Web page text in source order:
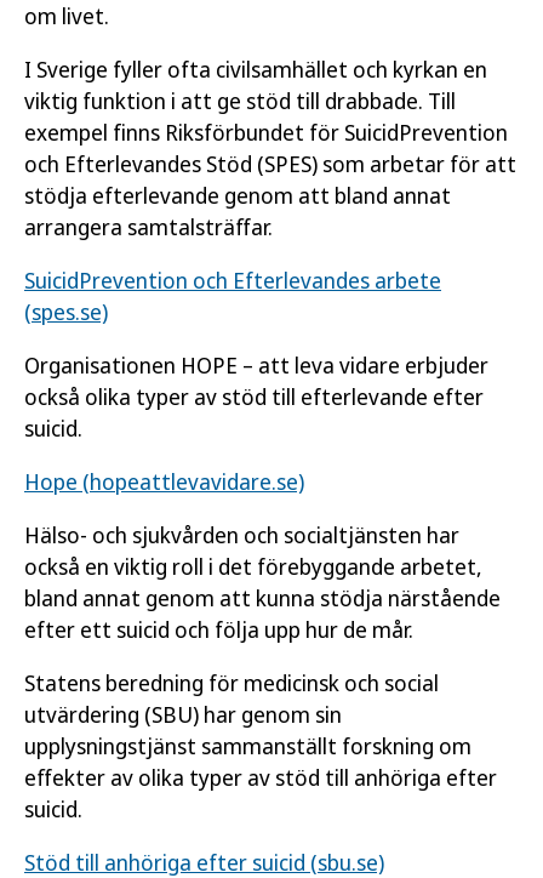
om livet.
I Sverige fyller ofta civilsamhället och kyrkan en
viktig funktion i att ge stöd till drabbade. Till
exempel finns Riksförbundet för SuicidPrevention
och Efterlevandes Stöd (SPES) som arbetar för att
stödja efterlevande genom att bland annat
arrangera samtalsträffar.
SuicidPrevention och Efterlevandes arbete
(spes.se)
Organisationen HOPE – att leva vidare erbjuder
också olika typer av stöd till efterlevande efter
suicid.
Hope (hopeattlevavidare.se)
Hälso- och sjukvården och socialtjänsten har
också en viktig roll i det förebyggande arbetet,
bland annat genom att kunna stödja närstående
efter ett suicid och följa upp hur de mår.
Statens beredning för medicinsk och social
utvärdering (SBU) har genom sin
upplysningstjänst sammanställt forskning om
effekter av olika typer av stöd till anhöriga efter
suicid.
Stöd till anhöriga efter suicid (sbu.se)